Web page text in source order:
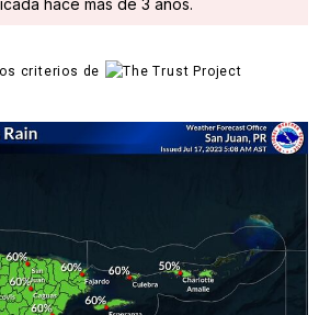
hace más de 3 años.
criterios de